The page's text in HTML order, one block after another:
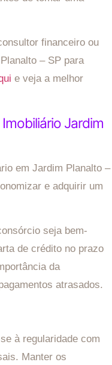
financeiro ou
– SP para
e veja a melhor
Jardim
em Jardim Planalto –
e adquirir um
seja bem-
de crédito no prazo
da
atrasados.
à regularidade com
Manter os